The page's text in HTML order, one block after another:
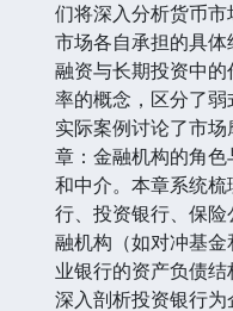
们将深入分析货币
市场各自承担的具
融资与长期投资中
率的概念，区分了
实际案例讨论了市
章：金融机构的角
和中介。本章系统
行、投资银行、保
融机构（如对冲基
业银行的资产负债
深入剖析投资银行